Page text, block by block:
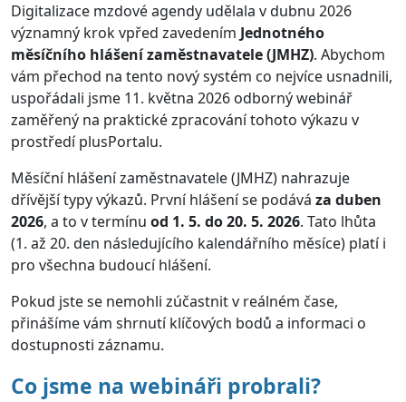
Digitalizace mzdové agendy udělala v dubnu 2026
významný krok vpřed zavedením Jednotného
měsíčního hlášení zaměstnavatele (JMHZ). Abychom
vám přechod na tento nový systém co nejvíce usnadnili,
uspořádali jsme 11. května 2026 odborný webinář
zaměřený na praktické zpracování tohoto výkazu v
prostředí plusPortalu.
Měsíční hlášení zaměstnavatele (JMHZ) nahrazuje
dřívější typy výkazů. První hlášení se podává za duben
2026, a to v termínu od 1. 5. do 20. 5. 2026. Tato lhůta
(1. až 20. den následujícího kalendářního měsíce) platí i
pro všechna budoucí hlášení.
Pokud jste se nemohli zúčastnit v reálném čase,
přinášíme vám shrnutí klíčových bodů a informaci o
dostupnosti záznamu.
Co jsme na webináři probrali?